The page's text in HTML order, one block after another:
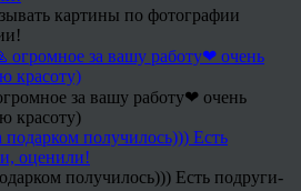
картины по фотографии
за вашу работу❤ очень
красоту)
получилось))) Есть подруги-